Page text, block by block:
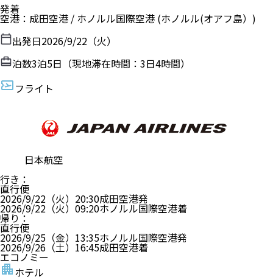
発着
空港 ： 成田空港 / ホノルル国際空港 (ホノルル(オアフ島）)
出発日2026/9/22（火）
泊数3泊5日（現地滞在時間： 3日4時間）
フライト
日本航空
行き ：
直行便
2026/9/22（火） 20:30成田空港発
2026/9/22（火） 09:20ホノルル国際空港着
帰り ：
直行便
2026/9/25（金） 13:35ホノルル国際空港発
2026/9/26（土） 16:45成田空港着
エコノミー
ホテル